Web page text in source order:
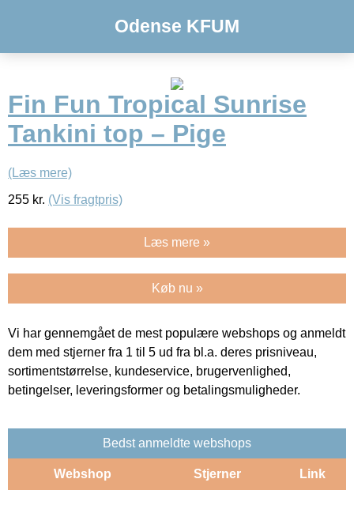
Odense KFUM
Fin Fun Tropical Sunrise
Tankini top – Pige
(Læs mere)
255 kr. (Vis fragtpris)
Læs mere »
Køb nu »
Vi har gennemgået de mest populære webshops og anmeldt
dem med stjerner fra 1 til 5 ud fra bl.a. deres prisniveau,
sortimentstørrelse, kundeservice, brugervenlighed,
betingelser, leveringsformer og betalingsmuligheder.
Bedst anmeldte webshops
Webshop Stjerner Link